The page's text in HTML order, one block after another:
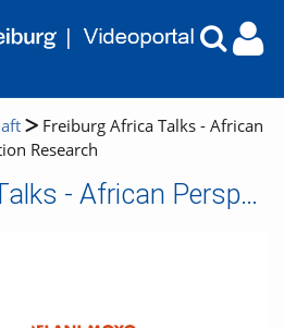
Freiburg Africa Talks - African
Research
Freiburg Africa Talks - African Perspectives On Migration Research